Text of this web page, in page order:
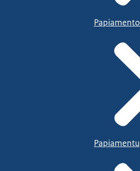
Papiamento
Papiamentu